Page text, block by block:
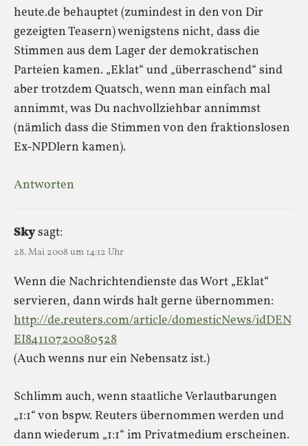
heute.de behauptet (zumindest in den von Dir
gezeigten Teasern) wenigstens nicht, dass die
Stimmen aus dem Lager der demokratischen
Parteien kamen. „Eklat“ und „überraschend“ sind
aber trotzdem Quatsch, wenn man einfach mal
annimmt, was Du nachvollziehbar annimmst
(nämlich dass die Stimmen von den fraktionslosen
Ex-NPDlern kamen).
Antworten
Skysagt:
28. Mai 2008 um 14:12 Uhr
Wenn die Nachrichtendienste das Wort „Eklat“
servieren, dann wirds halt gerne übernommen:
http://de.reuters.com/article/domesticNews/idDEN
EI84110720080528
(Auch wenns nur ein Nebensatz ist.)
Schlimm auch, wenn staatliche Verlautbarungen
„1:1“ von bspw. Reuters übernommen werden und
dann wiederum „1:1“ im Privatmedium erscheinen.